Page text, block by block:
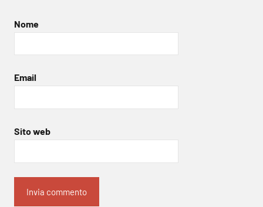
Nome
Email
Sito web